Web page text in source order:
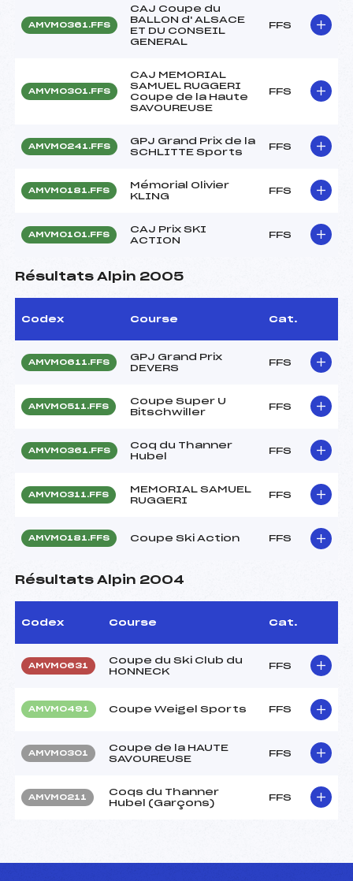
AMVM0361.FFS
CAJ Coupe du
BALLON d' ALSACE
ET DU CONSEIL
GENERAL
FFS
AMVM0301.FFS
CAJ MEMORIAL
SAMUEL RUGGERI
Coupe de la Haute
SAVOUREUSE
FFS
AMVM0241.FFS
GPJ Grand Prix de la
SCHLITTE Sports
FFS
AMVM0181.FFS
Mémorial Olivier
KLING
FFS
AMVM0101.FFS
CAJ Prix SKI
ACTION
FFS
Résultats Alpin 2005
Codex Course Cat.
AMVM0611.FFS
GPJ Grand Prix
DEVERS
FFS
AMVM0511.FFS
Coupe Super U
Bitschwiller
FFS
AMVM0361.FFS
Coq du Thanner
Hubel
FFS
AMVM0311.FFS
MEMORIAL SAMUEL
RUGGERI
FFS
AMVM0181.FFS Coupe Ski Action FFS
Résultats Alpin 2004
Codex Course Cat.
AMVM0631
Coupe du Ski Club du
HONNECK
FFS
AMVM0491 Coupe Weigel Sports FFS
AMVM0301
Coupe de la HAUTE
SAVOUREUSE
FFS
AMVM0211
Coqs du Thanner
Hubel (Garçons)
FFS